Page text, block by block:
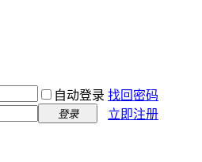
自动登录 找回密码
登录 立即注册